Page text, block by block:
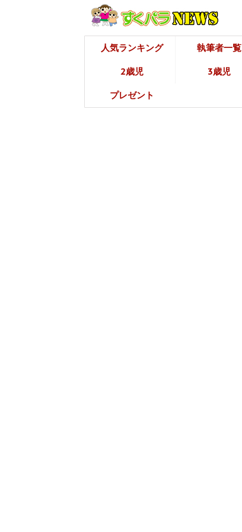
人気ランキング 執筆者一覧
2歳児 3歳児
プレゼント